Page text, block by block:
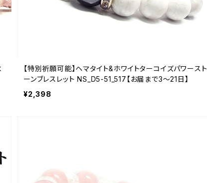
【特別祈願可能】ヘマタイト&ホワイトターコイズパワースト
ーンブレスレット NS_D5-51_517【お届まで3〜21日】
¥2,398